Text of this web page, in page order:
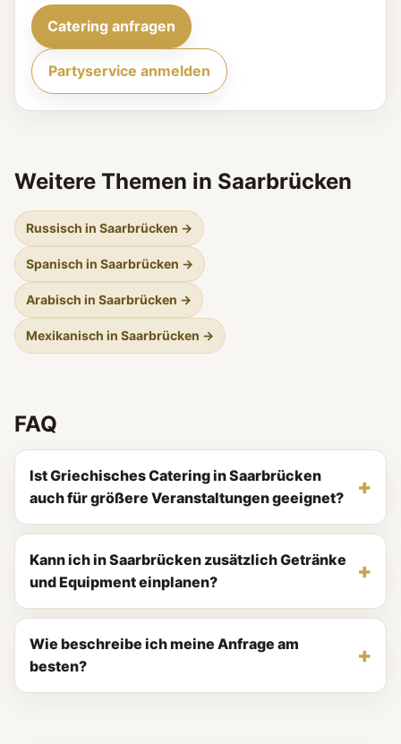
Catering anfragen
Partyservice anmelden
Weitere Themen in Saarbrücken
Russisch in Saarbrücken →
Spanisch in Saarbrücken →
Arabisch in Saarbrücken →
Mexikanisch in Saarbrücken →
FAQ
Ist Griechisches Catering in Saarbrücken
auch für größere Veranstaltungen geeignet?
Kann ich in Saarbrücken zusätzlich Getränke
und Equipment einplanen?
Wie beschreibe ich meine Anfrage am
besten?